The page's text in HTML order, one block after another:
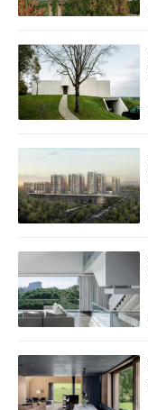
室
内
设
计
城
市
与
筑
专
教